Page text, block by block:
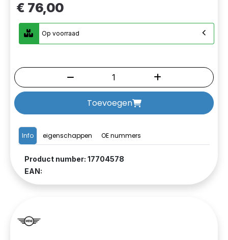
Info eigenschappen OE nummers
Product number: 17704578
EAN:
€ 76,00
Op voorraad
Toevoegen